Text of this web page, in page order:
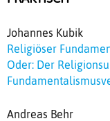
Johannes Kubik
Religiöser
Oder: Der
Andreas Behr